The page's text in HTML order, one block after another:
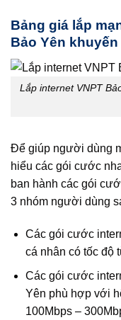
Bảng giá lắp
Bảo Yên
Lắp internet VNPT
Để giúp người dùng
hiểu các gói cước
ban hành các gói
3 nhóm người dùng
Các gói cước
cá nhân có tốc độ
Các gói cước
Yên phù hợp với
100Mbps –